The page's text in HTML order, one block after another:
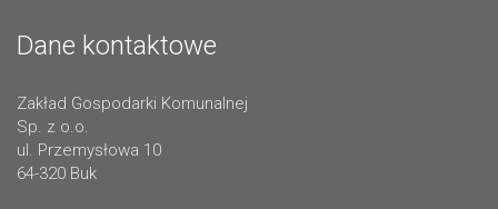
Dane kontaktowe
Zakład Gospodarki Komunalnej
Sp. z o.o.
ul. Przemysłowa 10
64-320 Buk